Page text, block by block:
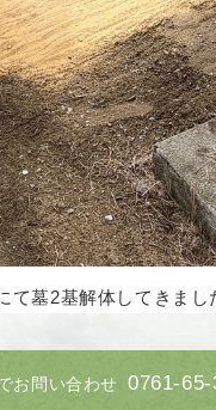
て墓2基解体してきまし
お問い合わせ 0761-65-